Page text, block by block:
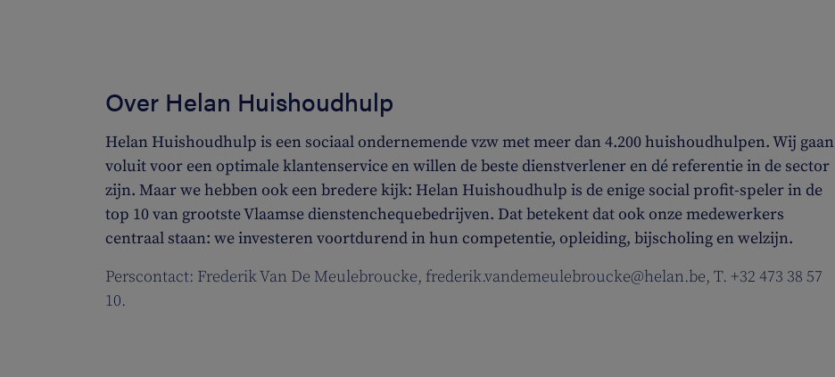
Over Helan Huishoudhulp
Helan Huishoudhulp is een sociaal ondernemende vzw met meer dan 4.200 huishoudhulpen. Wij gaan
voluit voor een optimale klantenservice en willen de beste dienstverlener en dé referentie in de sector
zijn. Maar we hebben ook een bredere kijk: Helan Huishoudhulp is de enige social profit-speler in de
top 10 van grootste Vlaamse dienstenchequebedrijven. Dat betekent dat ook onze medewerkers
centraal staan: we investeren voortdurend in hun competentie, opleiding, bijscholing en welzijn.
Perscontact: Frederik Van De Meulebroucke, frederik.vandemeulebroucke@helan.be, T. +32 473 38 57
10.